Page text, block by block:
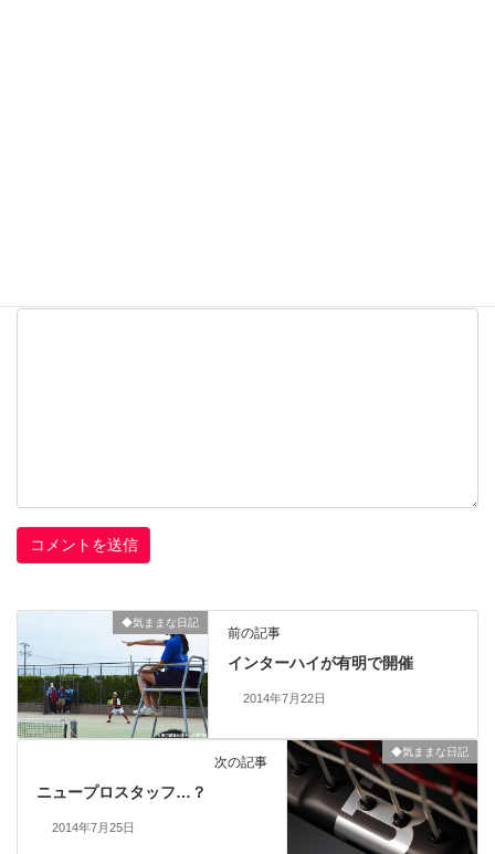
◆気ままな日記
前の記事
インターハイが有明で開催
2014年7月22日
◆気ままな日記
次の記事
ニュープロスタッフ…？
2014年7月25日